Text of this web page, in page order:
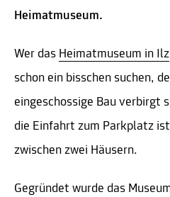
Heimatmuseum.
Wer das Heimatmuseum in Ilz
schon ein bisschen suchen,
eingeschossige Bau verbirgt
die Einfahrt zum Parkplatz
zwischen zwei Häusern.
Gegründet wurde das